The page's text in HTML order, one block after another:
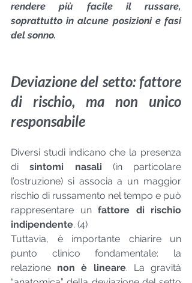
rendere più facile il russare,
soprattutto in alcune posizioni e fasi
del sonno.
Deviazione del setto: fattore
di rischio, ma non unico
responsabile
Diversi studi indicano che la presenza
di sintomi nasali (in particolare
l’ostruzione) si associa a un maggior
rischio di russamento nel tempo e può
rappresentare un fattore di rischio
indipendente. (4)
Tuttavia, è importante chiarire un
punto clinico fondamentale: la
relazione non è lineare. La gravità